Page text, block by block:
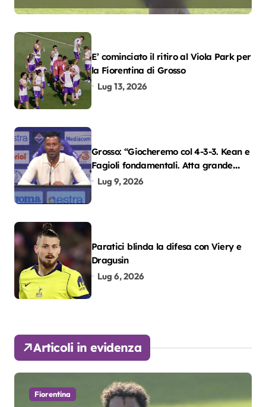
E’ cominciato il ritiro al Viola Park per
la Fiorentina di Grosso
Lug 13, 2026
Grosso: “Giocheremo col 4-3-3. Kean e
Fagioli fondamentali. Atta grande
colpo”
Lug 9, 2026
Paratici blinda la difesa con Viery e
Dragusin
Lug 6, 2026
Articoli in evidenza
Fiorentina